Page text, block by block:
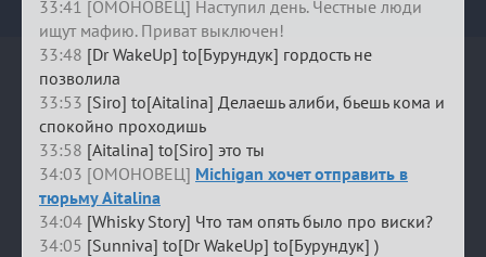
33:41 [ОМОНОВЕЦ] Наступил день. Честные люди
ищут мафию. Приват выключен!
33:48 [Dr WakeUp] to[Бурундук] гордость не
позволила
33:53 [Siro] to[Aitalina] Делаешь алиби, бьешь кома и
спокойно проходишь
33:58 [Aitalina] to[Siro] это ты
34:03 [ОМОНОВЕЦ] Michigan хочет отправить в
тюрьму Aitalina
34:04 [Whisky Story] Что там опять было про виски?
34:05 [Sunniva] to[Dr WakeUp] to[Бурундук] )